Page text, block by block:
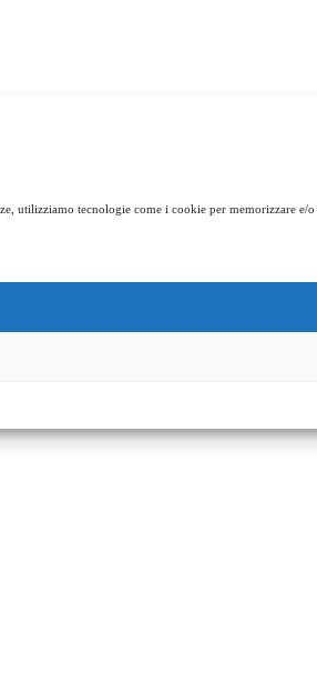
utilizziamo tecnologie come i cookie per memorizzare